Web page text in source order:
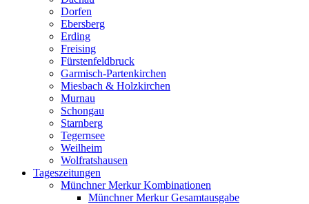
Dorfen
Ebersberg
Erding
Freising
Fürstenfeldbruck
Garmisch-Partenkirchen
Miesbach & Holzkirchen
Murnau
Schongau
Starnberg
Tegernsee
Weilheim
Wolfratshausen
Tageszeitungen
Münchner Merkur Kombinationen
Münchner Merkur Gesamtausgabe